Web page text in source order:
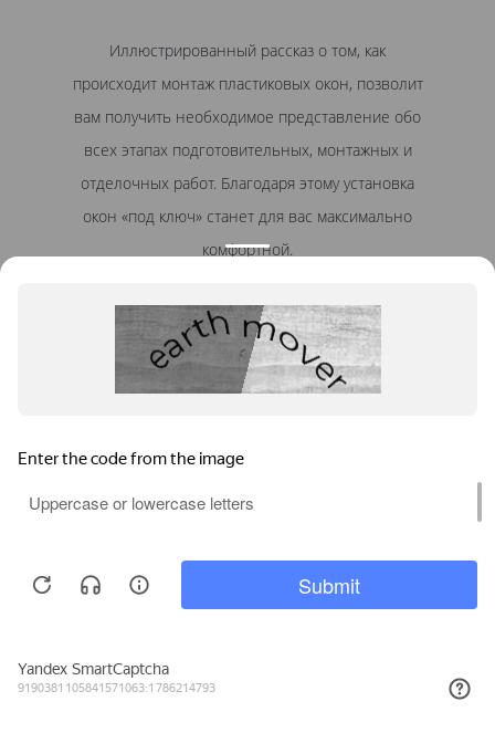
Иллюстрированный рассказ о том, как
происходит монтаж пластиковых окон, позволит
вам получить необходимое представление обо
всех этапах подготовительных, монтажных и
отделочных работ. Благодаря этому установка
окон «под ключ» станет для вас максимально
комфортной.
Подготовка проема к
2
Установка окон
3
Мы используем файлы cookie, метрические программы и системы
ПРИНЯТЬ